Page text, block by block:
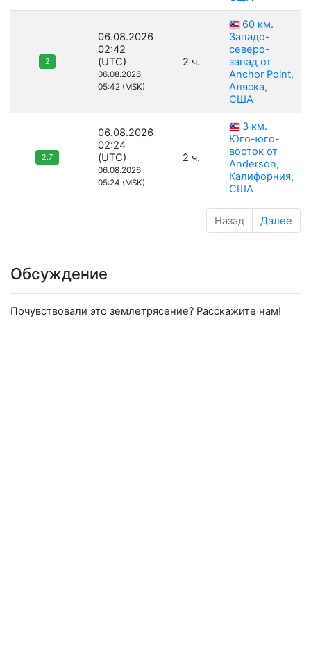
2
06.08.2026
02:42
(UTC)
06.08.2026
05:42 (MSK)
2 ч.
60 км.
Западо-
северо-
запад от
Anchor Point,
Аляска,
США
2.7
06.08.2026
02:24
(UTC)
06.08.2026
05:24 (MSK)
2 ч.
3 км.
Юго-юго-
восток от
Anderson,
Калифорния,
США
Назад Далее
Обсуждение
Почувствовали это землетрясение? Расскажите нам!